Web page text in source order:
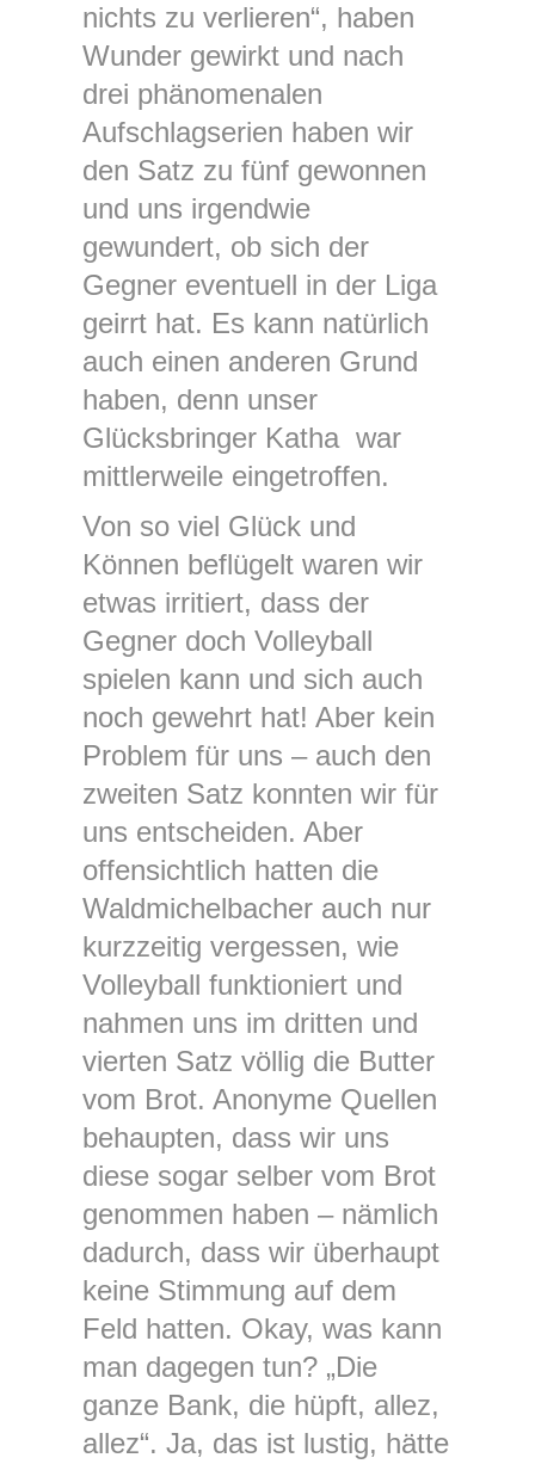
nichts zu verlieren“, haben
Wunder gewirkt und nach
drei phänomenalen
Aufschlagserien haben wir
den Satz zu fünf gewonnen
und uns irgendwie
gewundert, ob sich der
Gegner eventuell in der Liga
geirrt hat. Es kann natürlich
auch einen anderen Grund
haben, denn unser
Glücksbringer Katha war
mittlerweile eingetroffen.
Von so viel Glück und
Können beflügelt waren wir
etwas irritiert, dass der
Gegner doch Volleyball
spielen kann und sich auch
noch gewehrt hat! Aber kein
Problem für uns – auch den
zweiten Satz konnten wir für
uns entscheiden. Aber
offensichtlich hatten die
Waldmichelbacher auch nur
kurzzeitig vergessen, wie
Volleyball funktioniert und
nahmen uns im dritten und
vierten Satz völlig die Butter
vom Brot. Anonyme Quellen
behaupten, dass wir uns
diese sogar selber vom Brot
genommen haben – nämlich
dadurch, dass wir überhaupt
keine Stimmung auf dem
Feld hatten. Okay, was kann
man dagegen tun? „Die
ganze Bank, die hüpft, allez,
allez“. Ja, das ist lustig, hätte